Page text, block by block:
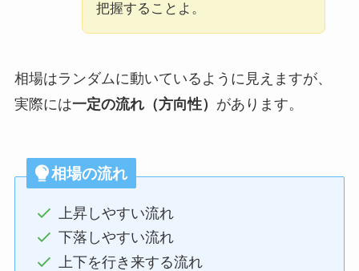
把握することよ。
相場はランダムに動いているように見えますが、
実際には一定の流れ（方向性） があります。
相場の流れ
上昇しやすい流れ
下落しやすい流れ
上下を行き来する流れ